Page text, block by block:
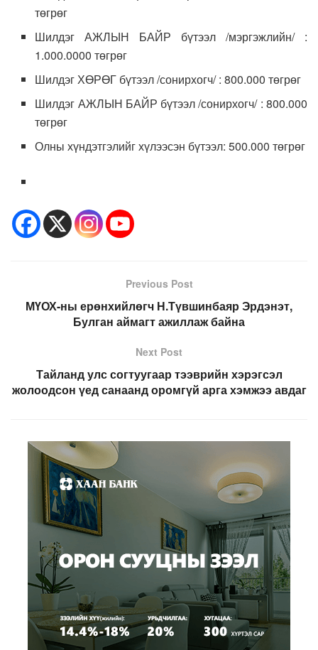
төгрөг
Шилдэг АЖЛЫН БАЙР бүтээл /мэргэжлийн/ :
1.000.0000 төгрөг
Шилдэг ХӨРӨГ бүтээл /сонирхогч/ : 800.000 төгрөг
Шилдэг АЖЛЫН БАЙР бүтээл /сонирхогч/ : 800.000
төгрөг
Олны хүндэтгэлийг хүлээсэн бүтээл: 500.000 төгрөг
Previous Post
МҮОХ-ны ерөнхийлөгч Н.Түвшинбаяр Эрдэнэт,
Булган аймагт ажиллаж байна
Next Post
Тайланд улс согтуугаар тээврийн хэрэгсэл
жолоодсон үед санаанд оромгүй арга хэмжээ авдаг